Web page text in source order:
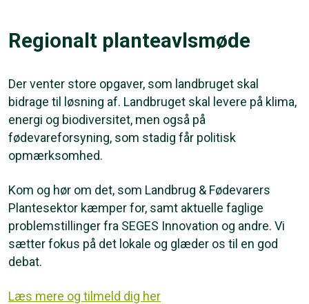
Regionalt planteavlsmøde
Der venter store opgaver, som landbruget skal
bidrage til løsning af. Landbruget skal levere på klima,
energi og biodiversitet, men også på
fødevareforsyning, som stadig får politisk
opmærksomhed.
Kom og hør om det, som Landbrug & Fødevarers
Plantesektor kæmper for, samt aktuelle faglige
problemstillinger fra SEGES Innovation og andre. Vi
sætter fokus på det lokale og glæder os til en god
debat.
Læs mere og tilmeld dig her